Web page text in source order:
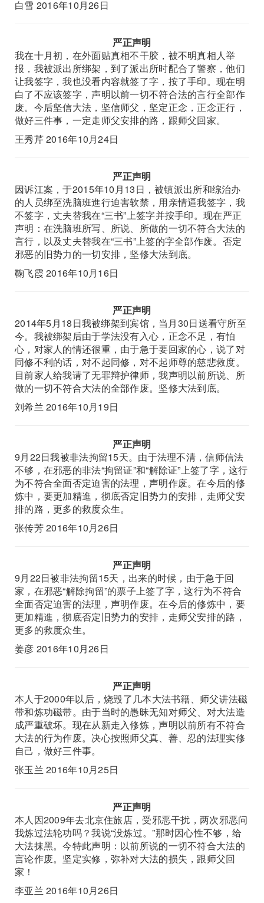
白雪 2016年10月26日
严正声明
我在十月初，在外面贴真相不干胶，被不明真相人举
报，我被派出所绑架，到了派出所时配合了警察，他们
让我签字，我也没看内容就签了字，按了手印。现在明
白了不应该签字，声明以前一切不符合法的言行全部作
废。今后坚信大法，坚信师父，坚定正念，正念正行，
做好三件事，一定走师父安排的路，跟师父回家。
王秀芹 2016年10月24日
严正声明
因诉江案，于2015年10月13日，被镇派出所和综治办
的人员绑至洗脑班進行迫害软禁，用亲情逼我签字，我
不签字，丈夫替我在“三书”上签字并按手印。现在严正
声明：在洗脑班所写、所说、所做的一切不符合大法的
言行，以及丈夫替我在“三书”上签的字全部作废。否定
邪恶的旧势力的一切安排，坚修大法到底。
鞠飞霞 2016年10月16日
严正声明
2014年5月18日我被绑架到宾馆，当月30日送看守所至
今。我被绑架后由于学法没有入心，正念不足，有怕
心，对家人的情还很重，由于急于要回家的心，说了对
同修不利的话，对不起同修，对不起师尊的慈悲救度。
目前家人给我请了无罪辩护律师，我声明以前所说、所
做的一切不符合大法的全部作废。坚修大法到底。
刘希兰 2016年10月19日
严正声明
9月22日我被非法拘留15天。由于法理不清，信师信法
不够，在邪恶的非法“拘留证”和“解除证”上签了字，这行
为不符合全面否定迫害的法理，声明作废。在今后的修
炼中，要更加精進，彻底否定旧势力的安排，走师父安
排的路，更多的救度众生。
张传芳 2016年10月26日
严正声明
9月22日被非法拘留15天，出来的时候，由于急于回
家，在邪恶“解除拘留”的票子上签了字，这行为不符合
全面否定迫害的法理，声明作废。在今后的修炼中，要
更加精進，彻底否定旧势力的安排，走师父安排的路，
更多的救度众生。
姜彦 2016年10月26日
严正声明
本人于2000年以后，烧毁了几本大法书籍、师父讲法磁
带和炼功磁带。由于当时的愚昧无知对师父、对大法造
成严重破坏。现在从新走入修炼，声明以前所有不符合
大法的行为作废。决心按照师父真、善、忍的法理实修
自己，做好三件事。
张玉兰 2016年10月25日
严正声明
本人因2009年去北京住旅店，受邪恶干扰，两次邪恶问
我炼过法轮功吗？我说“没炼过。”那时因心性不够，给
大法抹黑。今特此声明：以前所说的一切不符合大法的
言论作废。坚定实修，弥补对大法的损失，跟师父回
家！
李亚兰 2016年10月26日